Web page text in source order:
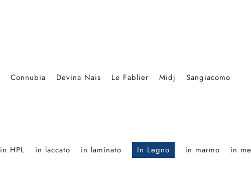
Connubia Devina Nais Le Fablier Midj Sangiacomo
in HPL in laccato in laminato In Legno in marmo in